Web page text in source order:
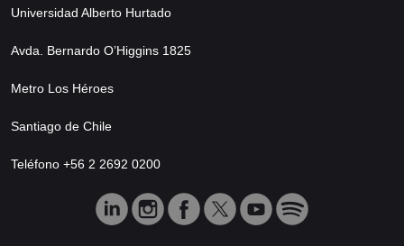
Universidad Alberto Hurtado
Avda. Bernardo O’Higgins 1825
Metro Los Héroes
Santiago de Chile
Teléfono +56 2 2692 0200